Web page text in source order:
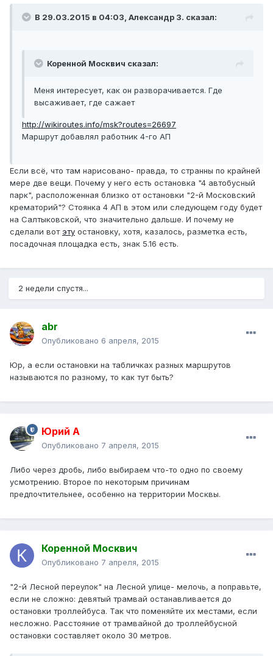
В 29.03.2015 в 04:03, Александр З. сказал:
Коренной Москвич сказал:
Меня интересует, как он разворачивается. Где
высаживает, где сажает
http://wikiroutes.info/msk?routes=26697
Маршрут добавлял работник 4-го АП
Если всё, что там нарисовано- правда, то странны по крайней
мере две вещи. Почему у него есть остановка "4 автобусный
парк", расположенная близко от остановки "2-й Московский
крематорий"? Стоянка 4 АП в этом или следующем году будет
на Салтыковской, что значительно дальше. И почему не
сделали вот эту остановку, хотя, казалось, разметка есть,
посадочная площадка есть, знак 5.16 есть.
2 недели спустя...
abr
Опубликовано 6 апреля, 2015
Юр, а если остановки на табличках разных маршрутов
называются по разному, то как тут быть?
Юрий А
Опубликовано 7 апреля, 2015
Либо через дробь, либо выбираем что-то одно по своему
усмотрению. Второе по некоторым причинам
предпочтительнее, особенно на территории Москвы.
Коренной Москвич
Опубликовано 7 апреля, 2015
"2-й Лесной переулок" на Лесной улице- мелочь, а поправьте,
если не сложно: девятый трамвай останавливается до
остановки троллейбуса. Так что поменяйте их местами, если
несложно. Расстояние от трамвайной до троллейбусной
остановки составляет около 30 метров.